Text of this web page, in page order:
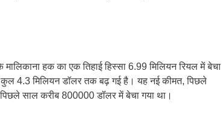
हक का एक तिहाई हिस्सा 6.99 मिलियन रियल में बेचा
कुल 4.3 मिलियन डॉलर तक बढ़ गई है। यह नई कीमत, पिछले
साल करीब 800000 डॉलर में बेचा गया था।